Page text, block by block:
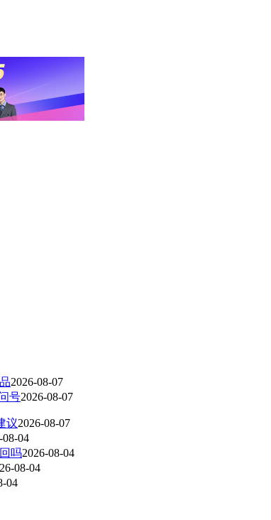
2026-08-07
号2026-08-07
议2026-08-07
08-04
吗2026-08-04
08-04
04